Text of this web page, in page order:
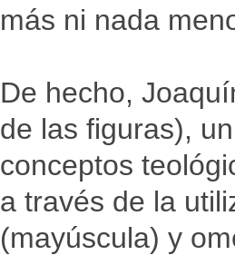
más ni nada
De hecho,
de las figuras),
conceptos
a través de la
(mayúscula) y